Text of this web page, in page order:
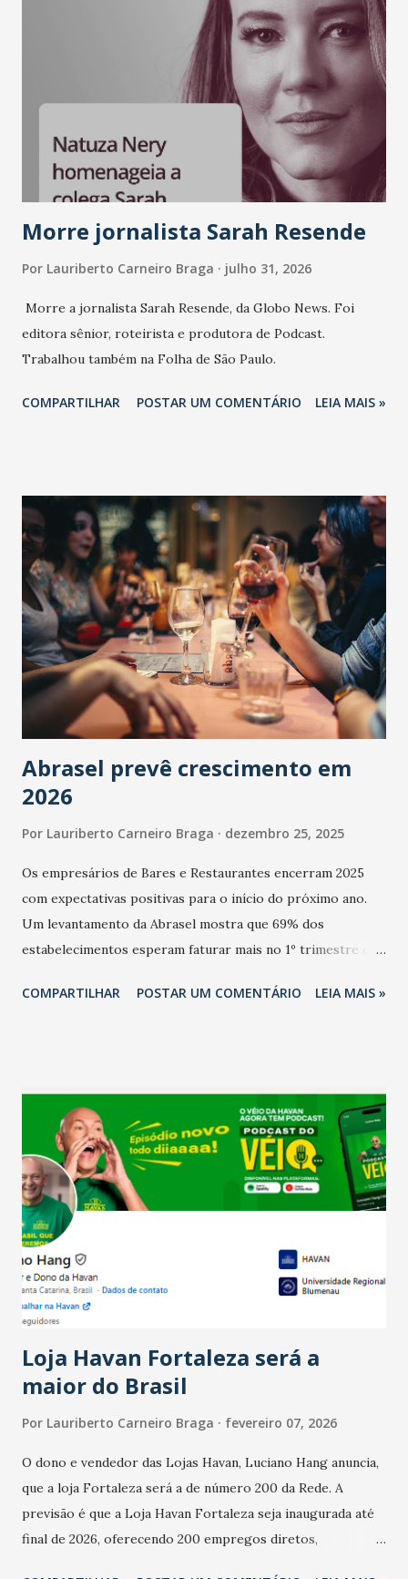
e consistência ganham peso nas conversas sobre marca,
liderança e estratégia. - Vivemos um momento em que todo
mundo fala muito e poucos entregam de verdade. O NM2B
sempre existiu para dar palco a quem constrói com
consistência, e nesta edição isso fica ainda mais claro.
Vamos reforçar que ser genuíno sustenta a confiança entre
marcas, pessoas e mercado", afirma Tamires So...
Morre jornalista Sarah Resende
Por Lauriberto Carneiro Braga julho 31, 2026
Morre a jornalista Sarah Resende, da Globo News. Foi
editora sênior, roteirista e produtora de Podcast.
Trabalhou também na Folha de São Paulo.
COMPARTILHAR POSTAR UM COMENTÁRIO LEIA MAIS »
Abrasel prevê crescimento em
2026
Por Lauriberto Carneiro Braga dezembro 25, 2025
Os empresários de Bares e Restaurantes encerram 2025
com expectativas positivas para o início do próximo ano.
Um levantamento da Abrasel mostra que 69% dos
estabelecimentos esperam faturar mais no 1º trimestre de
relação ao último trimestre deste ano, 56% também
confraternizações de fim de ano e pelo pagamento do 13º
Salário para um número maior de trabalhadores, já que o
país tem a menor taxa de desemprego dos anos recentes.
Ainda segundo a Pesquisa, em novembro de 2025, 40% dos
bares e restaurantes operaram com lucro e outros 40%
registraram equilíbrio financeiro. Já o percentual de
estabelecimentos no prejuízo ficou em 19%, pouco abaixo
do observado no mês anterior. Outros 1% não existiam em
novembro. Em relação a outubro, o faturamento também
COMPARTILHAR POSTAR UM COMENTÁRIO LEIA MAIS »
Loja Havan Fortaleza será a
maior do Brasil
Por Lauriberto Carneiro Braga fevereiro 07, 2026
O dono e vendedor das Lojas Havan, Luciano Hang anuncia,
que a loja Fortaleza será a de número 200 da Rede. A
previsão é que a Loja Havan Fortaleza seja inaugurada até
final de 2026, oferecendo 200 empregos diretos,